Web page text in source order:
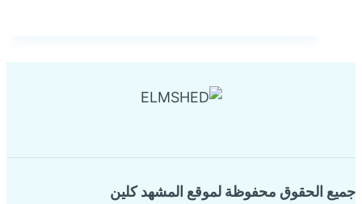
جميع الحقوق محفوظة لموقع المشهد كلين